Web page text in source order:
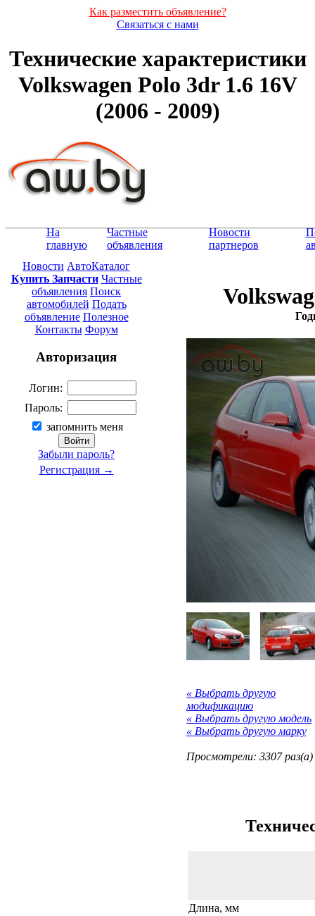
Как разместить объявление?
Связаться с нами
Технические характеристики
Volkswagen Polo 3dr 1.6 16V
(2006 - 2009)
На
главную
Частные
объявления
Новости
партнеров
Новости АвтоКаталог
Купить Запчасти Частные
объявления Поиск
автомобилей Подать
объявление Полезное
Контакты Форум
Авторизация
Логин:
Пароль:
запомнить меня
Забыли пароль?
Регистрация →
« Выбрать другую
модификацию
« Выбрать другую модель
« Выбрать другую марку
Просмотрели: 3307 раз(а)
Длина, мм